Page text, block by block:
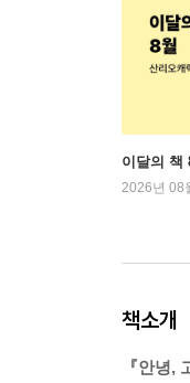
이달의 책
2026년 08
책소개
『안녕,